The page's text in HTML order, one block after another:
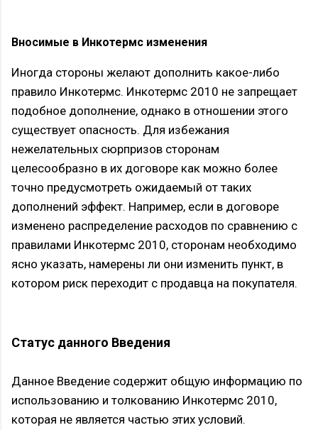
Вносимые в Инкотермс изменения
Иногда стороны желают дополнить какое-либо
правило Инкотермс. Инкотермс 2010 не запрещает
подобное дополнение, однако в отношении этого
существует опасность. Для избежания
нежелательных сюрпризов сторонам
целесообразно в их договоре как можно более
точно предусмотреть ожидаемый от таких
дополнений эффект. Например, если в договоре
изменено распределение расходов по сравнению с
правилами Инкотермс 2010, сторонам необходимо
ясно указать, намерены ли они изменить пункт, в
котором риск переходит с продавца на покупателя.
Статус данного Введения
Данное Введение содержит общую информацию по
использованию и толкованию Инкотермс 2010,
которая не является частью этих условий.